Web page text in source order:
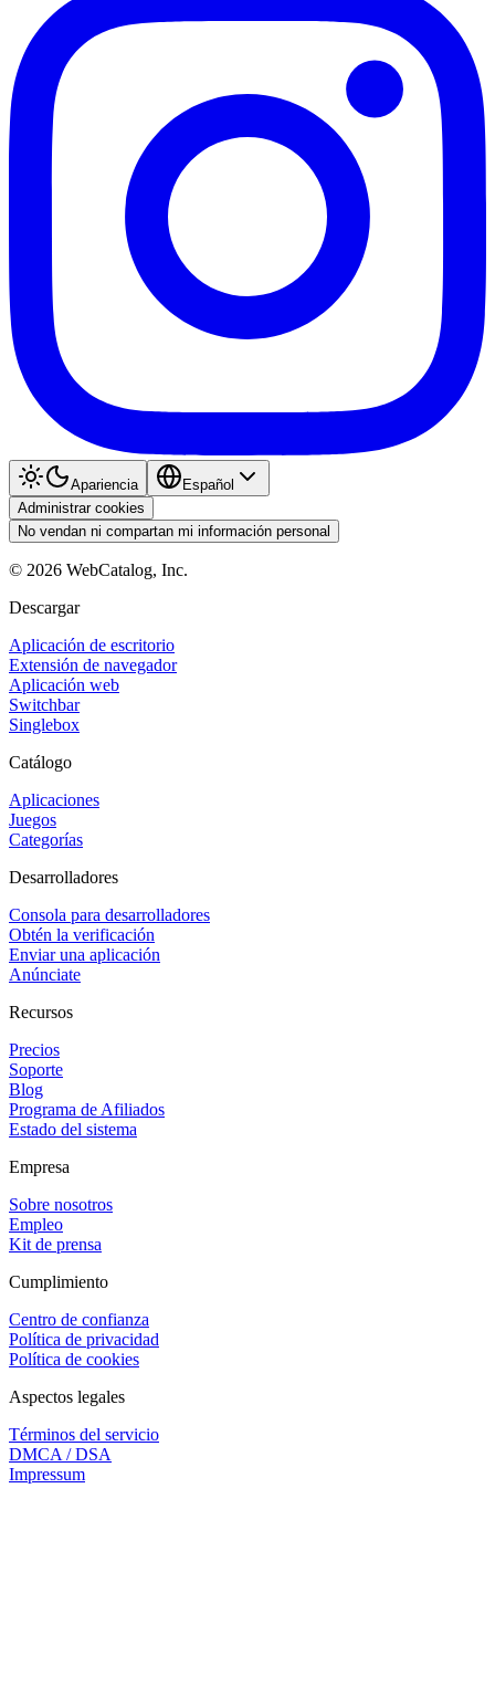
Apariencia
Español
Administrar cookies
No vendan ni compartan mi información personal
© 2026 WebCatalog, Inc.
Descargar
Aplicación de escritorio
Extensión de navegador
Aplicación web
Switchbar
Singlebox
Catálogo
Aplicaciones
Juegos
Categorías
Desarrolladores
Consola para desarrolladores
Obtén la verificación
Enviar una aplicación
Anúnciate
Recursos
Precios
Soporte
Blog
Programa de Afiliados
Estado del sistema
Empresa
Sobre nosotros
Empleo
Kit de prensa
Cumplimiento
Centro de confianza
Política de privacidad
Política de cookies
Aspectos legales
Términos del servicio
DMCA / DSA
Impressum